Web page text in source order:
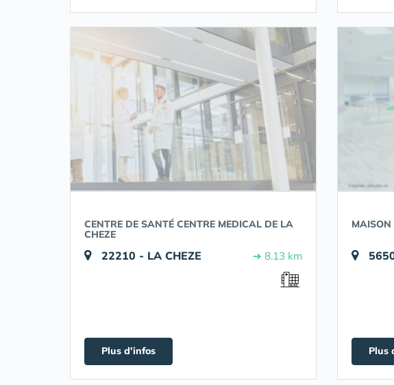
CENTRE DE SANTÉ CENTRE MEDICAL DE LA
CHEZE
22210 - LA CHEZE ➔ 8.13 km
Plus d'infos
MAISON
Plus